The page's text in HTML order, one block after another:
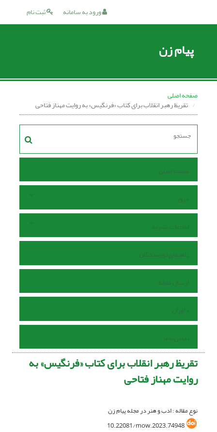
ثبت نام ورود به سامانه
پیام زن
صفحه اصلی
تقریظ رهبر انقلاب برای کتاب «فرنگیس» به روایت مهناز فتاحی
صفحه اصلی
مرور
اطلاعات نشریه
راهنمای نویسندگان
ارسال مقاله
داوران
تماس با ما
تقریظ رهبر انقلاب برای کتاب «فرنگیس» به
روایت مهناز فتاحی
نوع مقاله : ادب و هنر در مجله پیام زن
10.22081/mow.2023.74948